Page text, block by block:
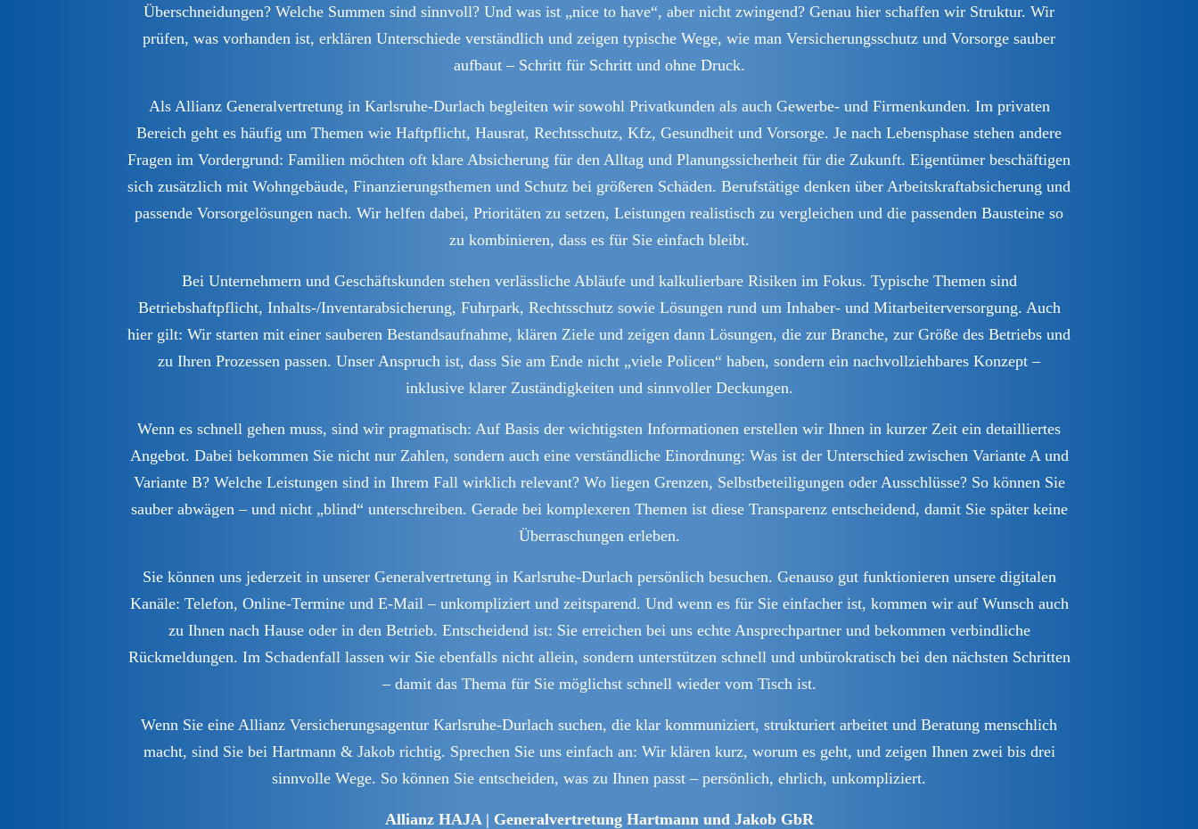
Überschneidungen? Welche Summen sind sinnvoll? Und was ist „nice to have“, aber nicht zwingend? Genau hier schaffen wir Struktur. Wir
prüfen, was vorhanden ist, erklären Unterschiede verständlich und zeigen typische Wege, wie man Versicherungsschutz und Vorsorge sauber
aufbaut – Schritt für Schritt und ohne Druck.
Als Allianz Generalvertretung in Karlsruhe-Durlach begleiten wir sowohl Privatkunden als auch Gewerbe- und Firmenkunden. Im privaten
Bereich geht es häufig um Themen wie Haftpflicht, Hausrat, Rechtsschutz, Kfz, Gesundheit und Vorsorge. Je nach Lebensphase stehen andere
Fragen im Vordergrund: Familien möchten oft klare Absicherung für den Alltag und Planungssicherheit für die Zukunft. Eigentümer beschäftigen
sich zusätzlich mit Wohngebäude, Finanzierungsthemen und Schutz bei größeren Schäden. Berufstätige denken über Arbeitskraftabsicherung und
passende Vorsorgelösungen nach. Wir helfen dabei, Prioritäten zu setzen, Leistungen realistisch zu vergleichen und die passenden Bausteine so
zu kombinieren, dass es für Sie einfach bleibt.
Bei Unternehmern und Geschäftskunden stehen verlässliche Abläufe und kalkulierbare Risiken im Fokus. Typische Themen sind
Betriebshaftpflicht, Inhalts-/Inventarabsicherung, Fuhrpark, Rechtsschutz sowie Lösungen rund um Inhaber- und Mitarbeiterversorgung. Auch
hier gilt: Wir starten mit einer sauberen Bestandsaufnahme, klären Ziele und zeigen dann Lösungen, die zur Branche, zur Größe des Betriebs und
zu Ihren Prozessen passen. Unser Anspruch ist, dass Sie am Ende nicht „viele Policen“ haben, sondern ein nachvollziehbares Konzept –
inklusive klarer Zuständigkeiten und sinnvoller Deckungen.
Wenn es schnell gehen muss, sind wir pragmatisch: Auf Basis der wichtigsten Informationen erstellen wir Ihnen in kurzer Zeit ein detailliertes
Angebot. Dabei bekommen Sie nicht nur Zahlen, sondern auch eine verständliche Einordnung: Was ist der Unterschied zwischen Variante A und
Variante B? Welche Leistungen sind in Ihrem Fall wirklich relevant? Wo liegen Grenzen, Selbstbeteiligungen oder Ausschlüsse? So können Sie
sauber abwägen – und nicht „blind“ unterschreiben. Gerade bei komplexeren Themen ist diese Transparenz entscheidend, damit Sie später keine
Überraschungen erleben.
Sie können uns jederzeit in unserer Generalvertretung in Karlsruhe-Durlach persönlich besuchen. Genauso gut funktionieren unsere digitalen
Kanäle: Telefon, Online-Termine und E‑Mail – unkompliziert und zeitsparend. Und wenn es für Sie einfacher ist, kommen wir auf Wunsch auch
zu Ihnen nach Hause oder in den Betrieb. Entscheidend ist: Sie erreichen bei uns echte Ansprechpartner und bekommen verbindliche
Rückmeldungen. Im Schadenfall lassen wir Sie ebenfalls nicht allein, sondern unterstützen schnell und unbürokratisch bei den nächsten Schritten
– damit das Thema für Sie möglichst schnell wieder vom Tisch ist.
Wenn Sie eine Allianz Versicherungsagentur Karlsruhe-Durlach suchen, die klar kommuniziert, strukturiert arbeitet und Beratung menschlich
macht, sind Sie bei Hartmann & Jakob richtig. Sprechen Sie uns einfach an: Wir klären kurz, worum es geht, und zeigen Ihnen zwei bis drei
sinnvolle Wege. So können Sie entscheiden, was zu Ihnen passt – persönlich, ehrlich, unkompliziert.
Allianz HAJA | Generalvertretung Hartmann und Jakob GbR